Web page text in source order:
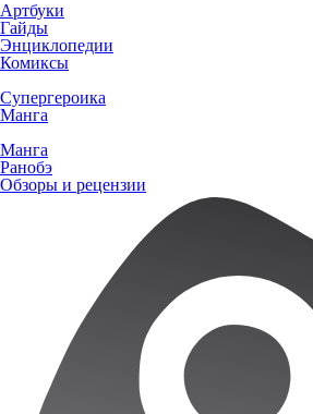
Артбуки
Гайды
Энциклопедии
Комиксы
Супергероика
Манга
Манга
Ранобэ
Обзоры и рецензии